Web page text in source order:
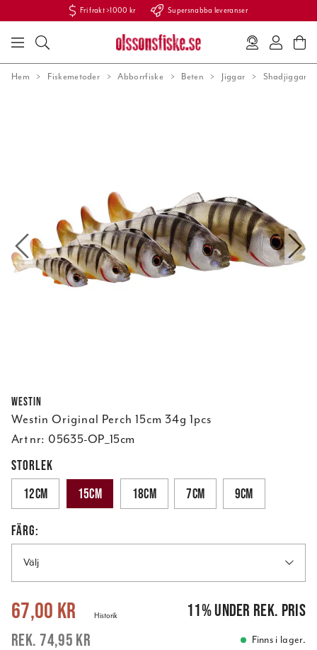
Fri frakt >1000 kr Supersnabba leveranser
Hem Fiskemetoder Abborrfiske Beten Jiggar Shadjiggar
Westin
Westin Original Perch 15cm 34g 1pcs
Art nr: 05635-OP_15cm
STORLEK
12cm
15cm 18cm 7cm 9cm
FÄRG:
Välj
Nuvarande pris: 74,95 kr
67,00 kr
74,95 kr
Historik 11%under rek. pris
Finns i lager.